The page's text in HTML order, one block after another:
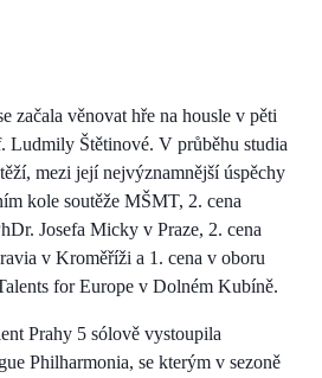
začala věnovat hře na housle v pěti
Ludmily Štětinové. V průběhu studia
mezi její nejvýznamnější úspěchy
kole soutěže MŠMT, 2. cena
Josefa Micky v Praze, 2. cena
v Kroměříži a 1. cena v oboru
for Europe v Dolném Kubíně.
Prahy 5 sólově vystoupila
Philharmonia, se kterým v sezoně